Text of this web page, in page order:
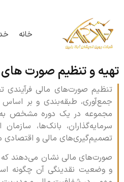
خانه
تهیه و تنظیم صورت
تنظیم صورت‌های مالی
جمع‌آوری، طبقه‌بندی و بر اساس
مجموعه در یک دوره مشخص
سرمایه‌گذاران، بانک‌ها،
تصمیم‌گیری‌های مالی و
صورت‌های مالی نشان می‌دهند که
و وضعیت نقدینگی آن چگونه